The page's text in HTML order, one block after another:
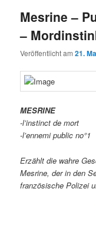
Mesrine –
–
Veröffentlicht am21.
MESRINE
-l’instinct de mort
-l’ennemi public no°1
Erzählt die wahre
Mesrine, der in den
französische Polizei